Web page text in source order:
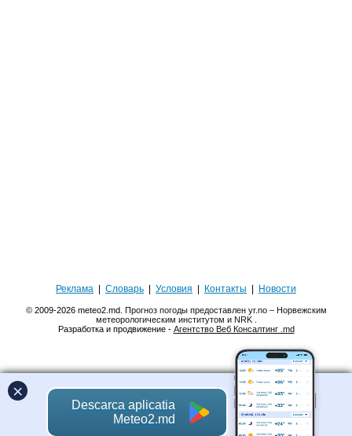
Реклама Словарь Условия Контакты Новости
© 2009-2026 meteo2.md. Прогноз погоды предоставлен yr.no – Норвежским
метеорологическим институтом и NRK
Разработка и продвижение - Агентство Веб Консалтинг .md
×
Descarca aplicatia
Meteo2.md